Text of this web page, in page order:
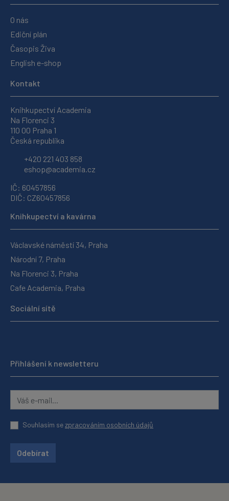
O nás
Ediční plán
Časopis Živa
English e-shop
Kontakt
Knihkupectví Academia
Na Florenci 3
110 00 Praha 1
Česká republika
+420 221 403 858
eshop@academia.cz
IČ: 60457856
DIČ: CZ60457856
Knihkupectví a kavárna
Václavské náměstí 34, Praha
Národní 7, Praha
Na Florenci 3, Praha
Cafe Academia, Praha
Sociální sítě
Přihlášení k newsletteru
Souhlasím sezpracováním osobních údajů
Odebírat